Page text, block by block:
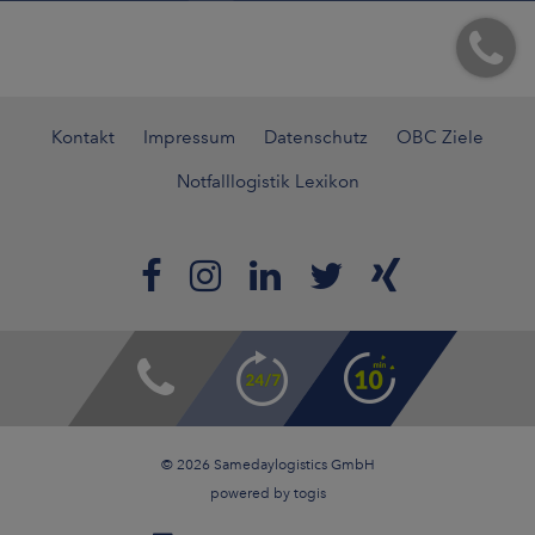
Kontakt Impressum Datenschutz OBC Ziele
Notfalllogistik Lexikon
© 2026 Samedaylogistics GmbH
powered by togis